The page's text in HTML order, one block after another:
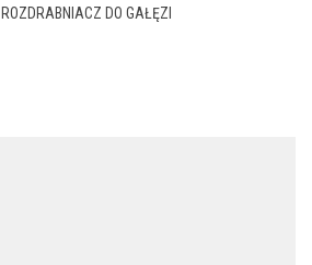
ROZDRABNIACZ DO GAŁĘZI